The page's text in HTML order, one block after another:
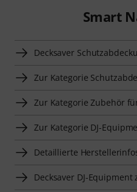
Smart
Decksaver
Zur Kategorie
Zur Kategorie Zubehör
Zur Kategorie DJ-
Detaillierte
Decksaver DJ-